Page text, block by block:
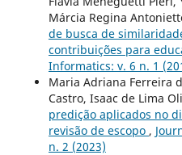
Márcia Regina
de busca de
contribuições para
Informatics: v. 6 n. 1
Maria Adriana Ferreira
Castro, Isaac de Lima
predição aplicados no
revisão de escopo ,
n. 2 (2023)